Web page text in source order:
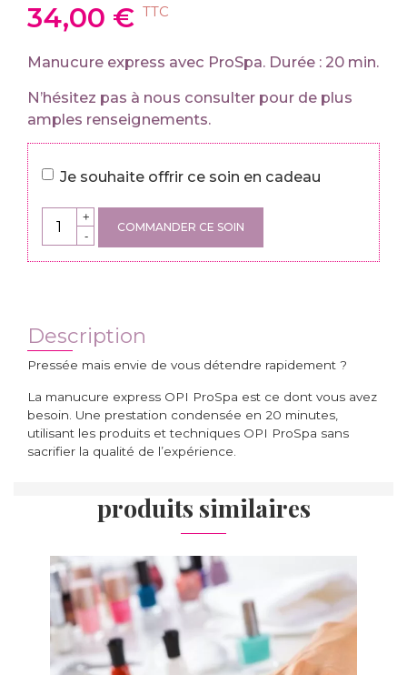
34,00 €
Manucure express avec ProSpa. Durée : 20 min.
N’hésitez pas à nous consulter pour de plus
amples renseignements.
Je souhaite offrir ce soin en cadeau
+
-
COMMANDER CE SOIN
Description
Pressée mais envie de vous détendre rapidement ?
La manucure express OPI ProSpa est ce dont vous avez
besoin. Une prestation condensée en 20 minutes,
utilisant les produits et techniques OPI ProSpa sans
sacrifier la qualité de l’expérience.
produits similaires